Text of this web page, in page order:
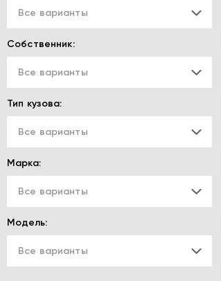
Все варианты
Собственник:
Все варианты
Тип кузова:
Все варианты
Марка:
Все варианты
Модель:
Все варианты